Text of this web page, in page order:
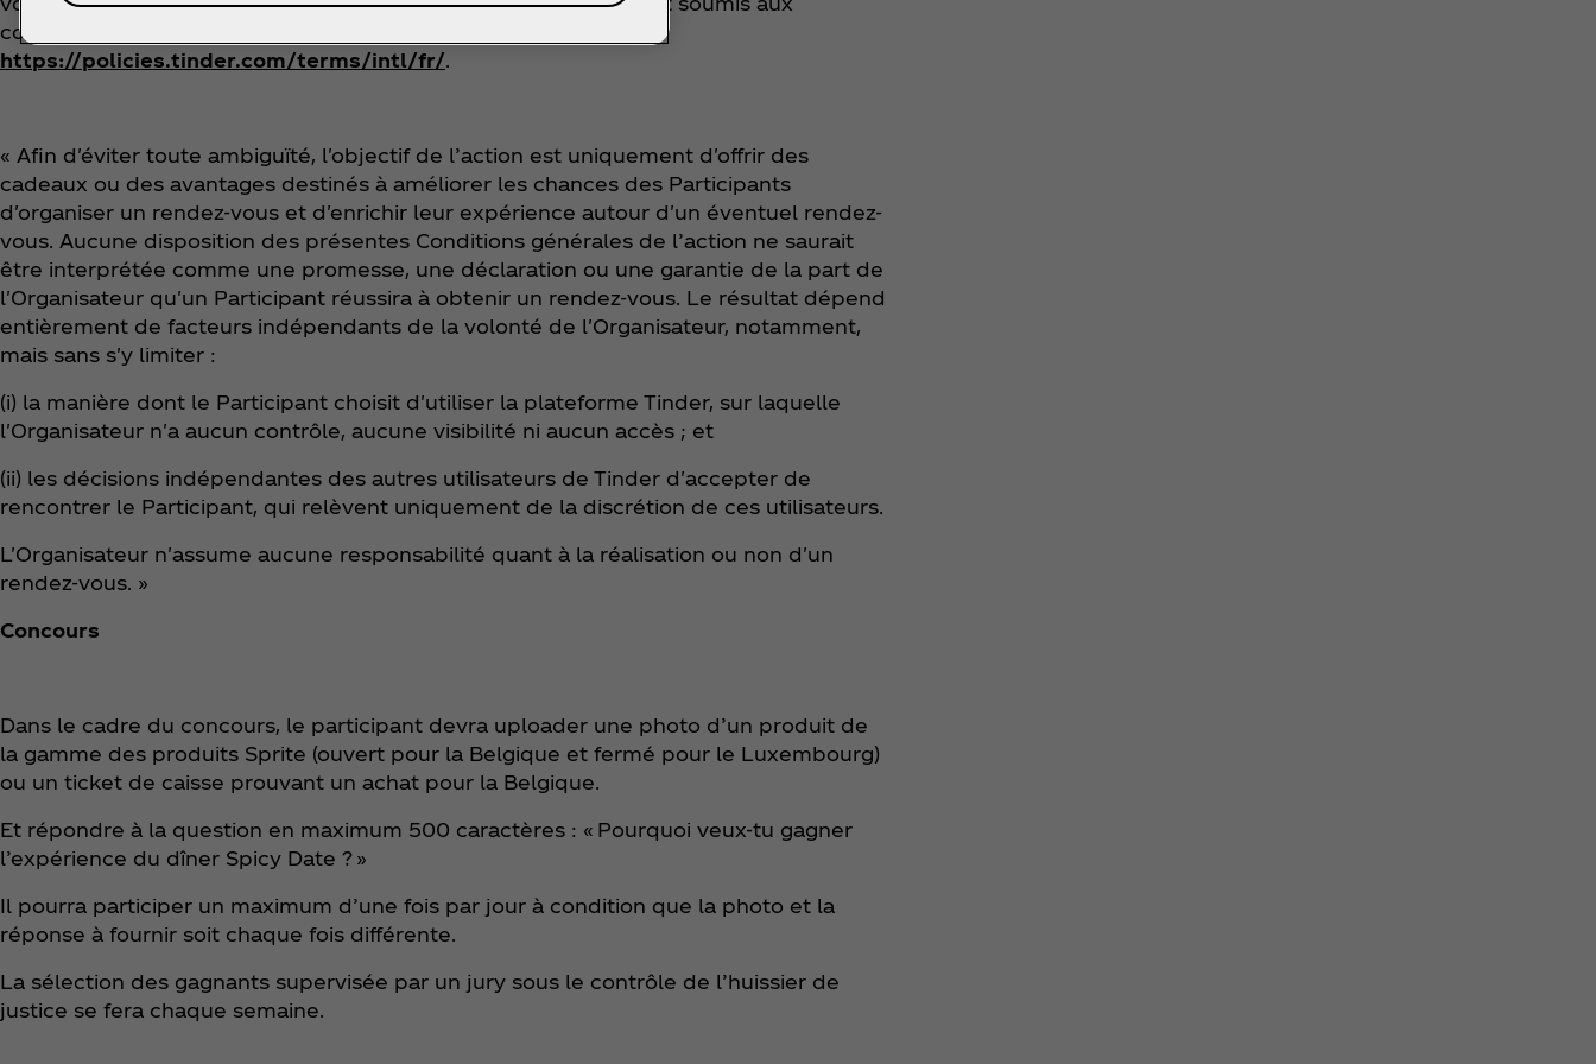
conditions générales de Tinder disponibles à l'adresse
https://policies.tinder.com/terms/intl/fr/.
« Afin d'éviter toute ambiguïté, l'objectif de l’action est uniquement d'offrir des
cadeaux ou des avantages destinés à améliorer les chances des Participants
d'organiser un rendez-vous et d'enrichir leur expérience autour d'un éventuel rendez-
vous. Aucune disposition des présentes Conditions générales de l’action ne saurait
être interprétée comme une promesse, une déclaration ou une garantie de la part de
l'Organisateur qu'un Participant réussira à obtenir un rendez-vous. Le résultat dépend
entièrement de facteurs indépendants de la volonté de l'Organisateur, notamment,
mais sans s'y limiter :
(i) la manière dont le Participant choisit d'utiliser la plateforme Tinder, sur laquelle
l'Organisateur n'a aucun contrôle, aucune visibilité ni aucun accès ; et
(ii) les décisions indépendantes des autres utilisateurs de Tinder d'accepter de
rencontrer le Participant, qui relèvent uniquement de la discrétion de ces utilisateurs.
L'Organisateur n'assume aucune responsabilité quant à la réalisation ou non d'un
rendez-vous. »
Concours
Dans le cadre du concours, le participant devra uploader une photo d’un produit de
la gamme des produits Sprite (ouvert pour la Belgique et fermé pour le Luxembourg)
ou un ticket de caisse prouvant un achat pour la Belgique.
Et répondre à la question en maximum 500 caractères : « Pourquoi veux-tu gagner
l’expérience du dîner Spicy Date ? »
Il pourra participer un maximum d’une fois par jour à condition que la photo et la
réponse à fournir soit chaque fois différente.
La sélection des gagnants supervisée par un jury sous le contrôle de l’huissier de
justice se fera chaque semaine.